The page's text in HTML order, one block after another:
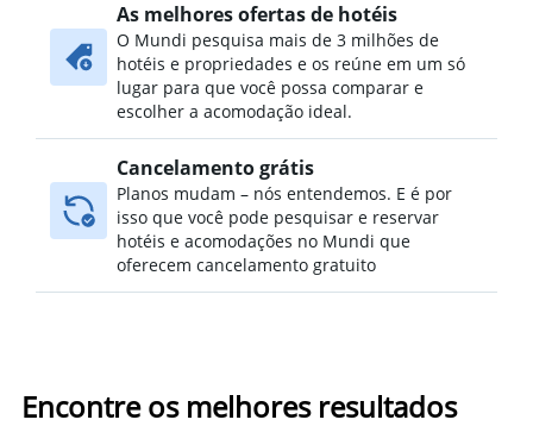
As melhores ofertas de hotéis
O Mundi pesquisa mais de 3 milhões de
hotéis e propriedades e os reúne em um só
lugar para que você possa comparar e
escolher a acomodação ideal.
Cancelamento grátis
Planos mudam – nós entendemos. E é por
isso que você pode pesquisar e reservar
hotéis e acomodações no Mundi que
oferecem cancelamento gratuito
Encontre os melhores resultados